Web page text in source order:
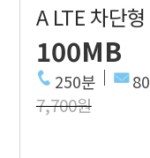
A LTE 차단
100MB
250분
7,700원